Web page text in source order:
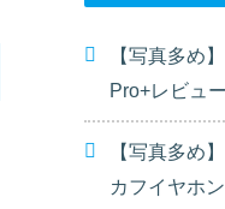
【写真多め
Pro+レビュ
【写真多め
カフイヤホ